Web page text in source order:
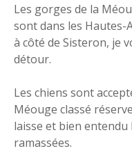
Les gorges de la
sont dans les Hautes-
à côté de Sisteron, je
détour.
Les chiens sont
Méouge classé
laisse et bien
ramassées.